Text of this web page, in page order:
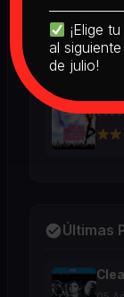
2026
2026
Últimas
¡Elige
al
de julio!